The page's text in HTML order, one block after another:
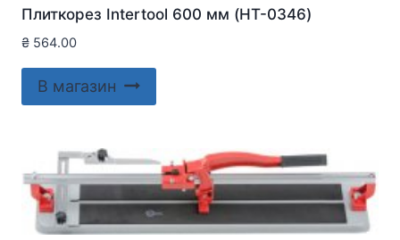
Плиткорез Intertool 600 мм (HT-0346)
₴ 564.00
В магазин